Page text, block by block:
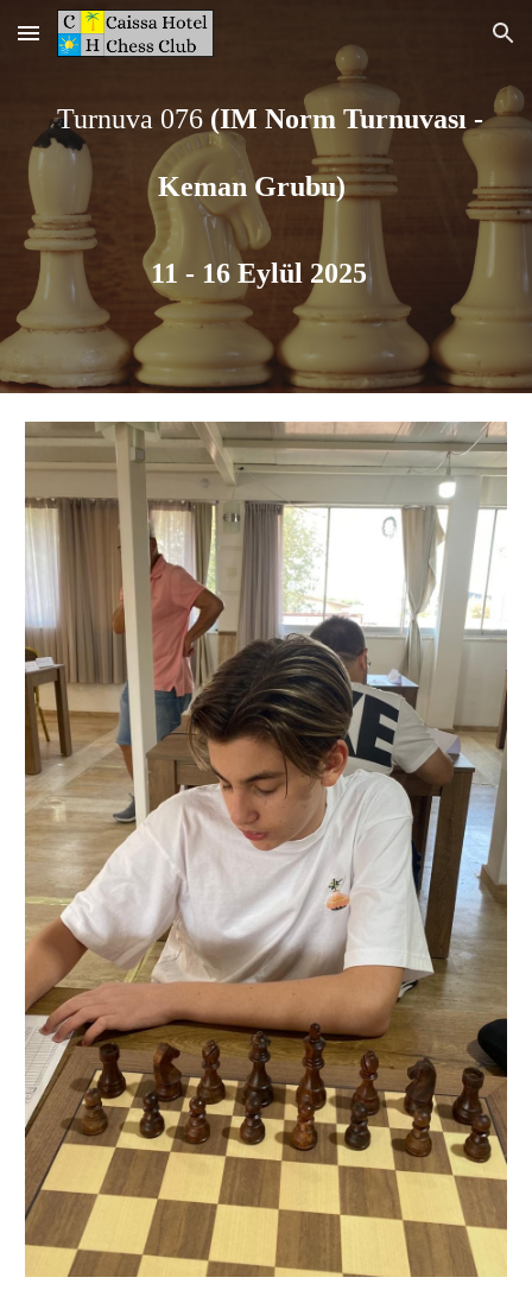
Skip to main content Skip to navigation
Turnuva 076 (IM Norm Turnuvası -
Keman Grubu)
11 - 16 Eylül 2025